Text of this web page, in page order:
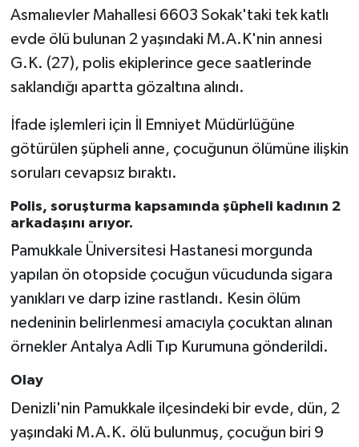
Asmalıevler Mahallesi 6603 Sokak'taki tek katlı
evde ölü bulunan 2 yaşındaki M.A.K'nin annesi
G.K. (27), polis ekiplerince gece saatlerinde
saklandığı apartta gözaltına alındı.
İfade işlemleri için İl Emniyet Müdürlüğüne
götürülen şüpheli anne, çocuğunun ölümüne ilişkin
soruları cevapsız bıraktı.
Polis, soruşturma kapsamında şüpheli kadının 2
arkadaşını arıyor.
Pamukkale Üniversitesi Hastanesi morgunda
yapılan ön otopside çocuğun vücudunda sigara
yanıkları ve darp izine rastlandı. Kesin ölüm
nedeninin belirlenmesi amacıyla çocuktan alınan
örnekler Antalya Adli Tıp Kurumuna gönderildi.
Olay
Denizli'nin Pamukkale ilçesindeki bir evde, dün, 2
yaşındaki M.A.K. ölü bulunmuş, çocuğun biri 9